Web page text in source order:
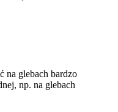
na glebach bardzo
np. na glebach